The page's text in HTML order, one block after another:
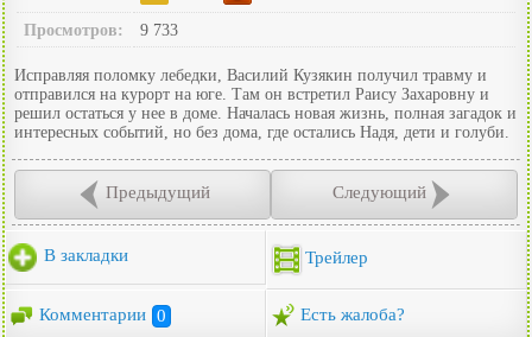
Просмотров: 9 733
Исправляя поломку лебедки, Василий Кузякин получил травму и
отправился на курорт на юге. Там он встретил Раису Захаровну и
решил остаться у нее в доме. Началась новая жизнь, полная загадок и
интересных событий, но без дома, где остались Надя, дети и голуби.
Предыдущий Следующий
В закладки Трейлер
Комментарии 0 Есть жалоба?